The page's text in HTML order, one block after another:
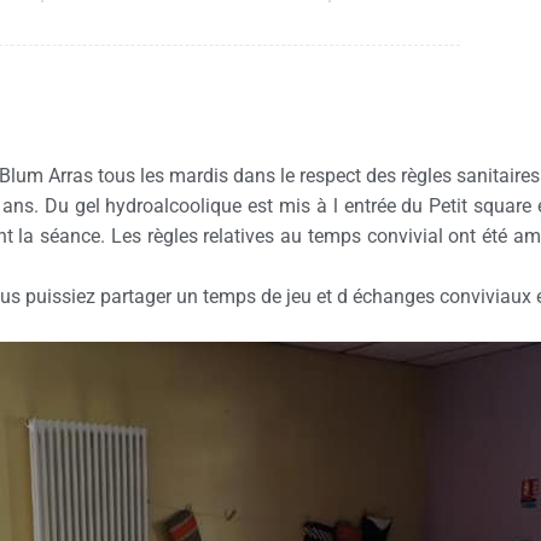
Arras tous les mardis dans le respect des règles
Du gel hydroalcoolique est mis à l entrée du Petit
la séance. Les règles relatives au temps convivial ont été
puissiez partager un temps de jeu et d échanges conviviaux